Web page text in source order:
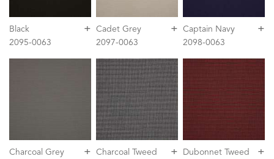
+
Black
2095-0063
+
Cadet Grey
2097-0063
+
Captain Navy
2098-0063
+
Charcoal Grey
+
Charcoal Tweed
+
Dubonnet Tweed